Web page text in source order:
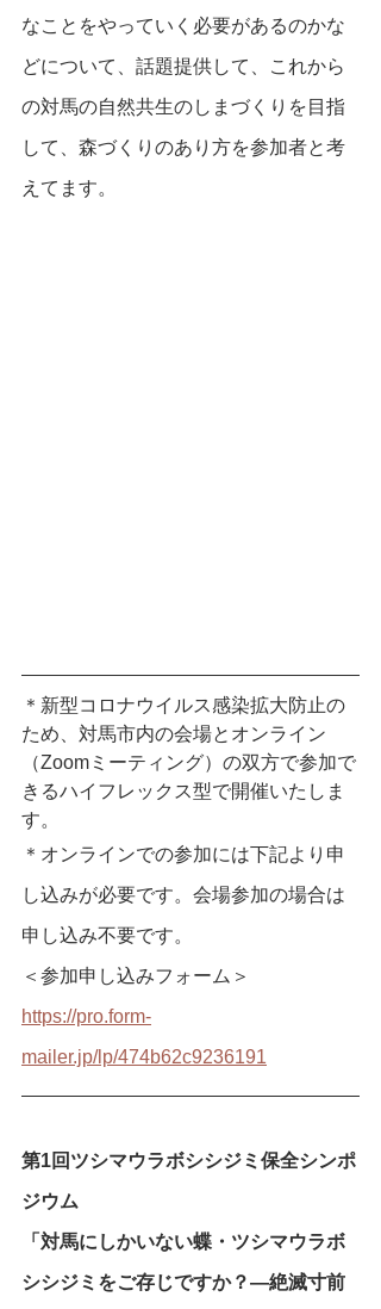
なことをやっていく必要があるのかな
どについて、話題提供して、これから
の対馬の自然共生のしまづくりを目指
して、森づくりのあり方を参加者と考
えてます。
＊新型コロナウイルス感染拡大防止の
ため、対馬市内の会場とオンライン
（Zoomミーティング）の双方で参加で
きるハイフレックス型で開催いたしま
す。
＊オンラインでの参加には下記より申
し込みが必要です。会場参加の場合は
申し込み不要です。
＜参加申し込みフォーム＞
https://pro.form-
mailer.jp/lp/474b62c9236191
第1回ツシマウラボシシジミ保全シンポ
ジウム
「対馬にしかいない蝶・ツシマウラボ
シシジミをご存じですか？―絶滅寸前